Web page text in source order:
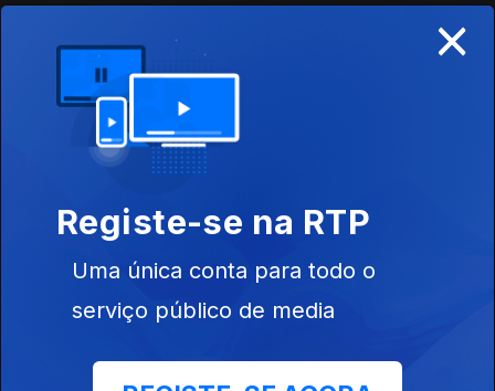
21h MAI: Polémicas causam desconforto na
Polícia Judiciária
05 ago. 2026
20h Governo contra "portas escancaradas"
na imigração
05 ago. 2026
o bebé em 2025
×
Registe-se na RTP
Uma única conta para todo o
serviço público de media